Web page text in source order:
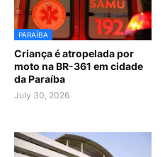
PARAÍBA
Criança é atropelada por
moto na BR-361 em cidade
da Paraíba
July 30, 2026